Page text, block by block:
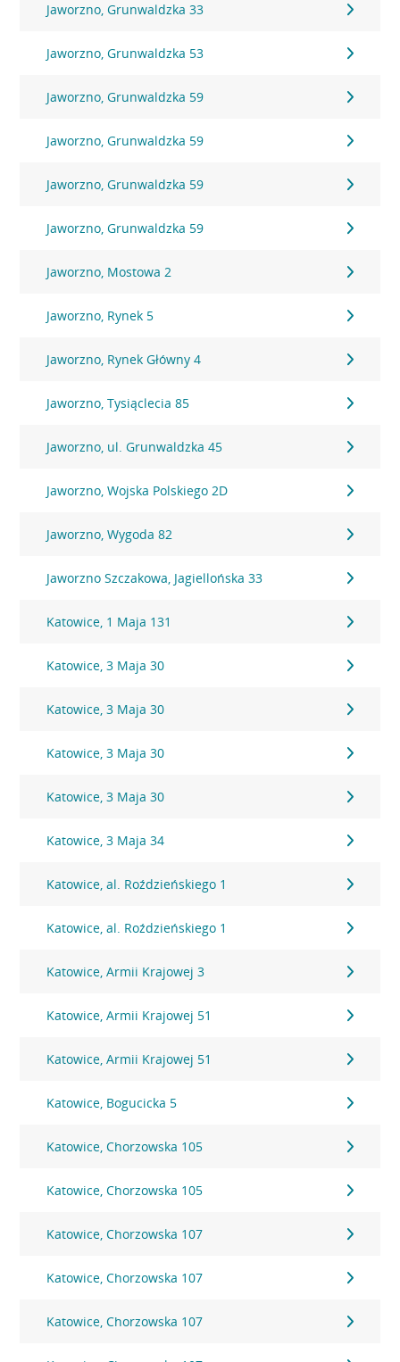
Jaworzno, Grunwaldzka 33
Jaworzno, Grunwaldzka 53
Jaworzno, Grunwaldzka 59
Jaworzno, Grunwaldzka 59
Jaworzno, Grunwaldzka 59
Jaworzno, Grunwaldzka 59
Jaworzno, Mostowa 2
Jaworzno, Rynek 5
Jaworzno, Rynek Główny 4
Jaworzno, Tysiąclecia 85
Jaworzno, ul. Grunwaldzka 45
Jaworzno, Wojska Polskiego 2D
Jaworzno, Wygoda 82
Jaworzno Szczakowa, Jagiellońska 33
Katowice, 1 Maja 131
Katowice, 3 Maja 30
Katowice, 3 Maja 30
Katowice, 3 Maja 30
Katowice, 3 Maja 30
Katowice, 3 Maja 34
Katowice, al. Roździeńskiego 1
Katowice, al. Roździeńskiego 1
Katowice, Armii Krajowej 3
Katowice, Armii Krajowej 51
Katowice, Armii Krajowej 51
Katowice, Bogucicka 5
Katowice, Chorzowska 105
Katowice, Chorzowska 105
Katowice, Chorzowska 107
Katowice, Chorzowska 107
Katowice, Chorzowska 107